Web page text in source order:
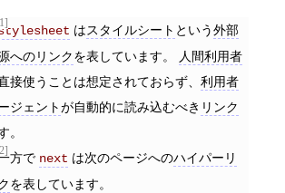
はスタイルシート という外部
へのリンクを表しています。
人間利用者
接使うことは想定されておらず、 利用者
ジェントが自動的に読み込むべき リンク
。
方で next は次のページへのハイパーリ
を表しています。